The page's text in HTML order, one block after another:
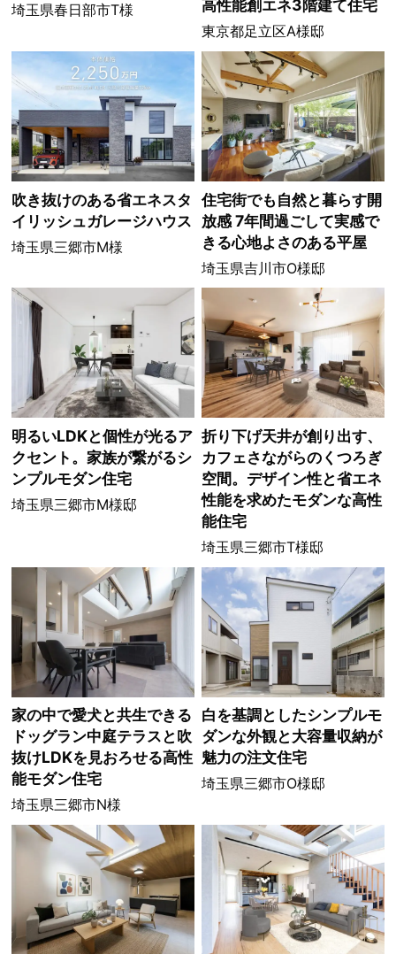
埼玉県春日部市T様
高性能創エネ3階建て住宅
東京都足立区A様邸
吹き抜けのある省エネスタ
イリッシュガレージハウス
埼玉県三郷市M様
住宅街でも自然と暮らす開
放感 7年間過ごして実感で
きる心地よさのある平屋
埼玉県吉川市O様邸
明るいLDKと個性が光るア
クセント。家族が繋がるシ
ンプルモダン住宅
埼玉県三郷市M様邸
折り下げ天井が創り出す、
カフェさながらのくつろぎ
空間。デザイン性と省エネ
性能を求めたモダンな高性
能住宅
埼玉県三郷市T様邸
家の中で愛犬と共生できる
ドッグラン中庭テラスと吹
抜けLDKを見おろせる高性
能モダン住宅
埼玉県三郷市N様
白を基調としたシンプルモ
ダンな外観と大容量収納が
魅力の注文住宅
埼玉県三郷市O様邸